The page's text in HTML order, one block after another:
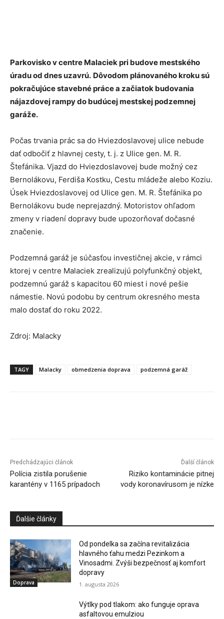
Parkovisko v centre Malaciek pri budove mestského
úradu od dnes uzavrú. Dôvodom plánovaného kroku sú
pokračujúce stavebné práce a začiatok budovania
nájazdovej rampy do budúcej mestskej podzemnej
garáže.
Počas trvania prác sa do Hviezdoslavovej ulice nebude
dať odbočiť z hlavnej cesty, t. j. z Ulice gen. M. R.
Štefánika. Vjazd do Hviezdoslavovej bude možný cez
Bernolákovu, Ferdiša Kostku, Cestu mládeže alebo Koziu.
Úsek Hviezdoslavovej od Ulice gen. M. R. Štefánika po
Bernolákovu bude neprejazdný. Motoristov ohľadom
zmeny v riadení dopravy bude upozorňovať dočasné
značenie.
Podzemná garáž je súčasťou investičnej akcie, v rámci
ktorej v centre Malaciek zrealizujú polyfunkčný objekt,
podzemnú garáž s kapacitou 60 miest i nové pešie
námestie. Novú podobu by centrum okresného mesta
malo dostať do roku 2022.
Zdroj: Malacky
TAGY Malacky obmedzenia doprava podzemná garáž
Predchádzajúci článok
Polícia zistila porušenie
karantény v 1165 prípadoch
Ďalší článok
Riziko kontaminácie pitnej
vody koronavírusom je nízke
Ďalšie články
Doprava
Od pondelka sa začína revitalizácia
hlavného ťahu medzi Pezinkom a
Vinosadmi. Zvýši bezpečnosť aj komfort
dopravy
1. augusta 2026
Výtlky pod tlakom: ako funguje oprava
asfaltovou emulziou